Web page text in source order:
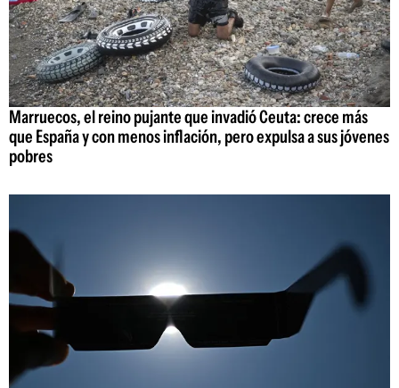
Marruecos, el reino pujante que invadió Ceuta: crece más
que España y con menos inflación, pero expulsa a sus jóvenes
pobres